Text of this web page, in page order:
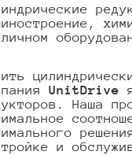
UnitDrive
Наша
и